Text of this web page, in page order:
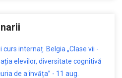
curs internaț. Belgia „Clase vii -
elevilor, diversitate cognitivă
de a învăța” - 11 aug.